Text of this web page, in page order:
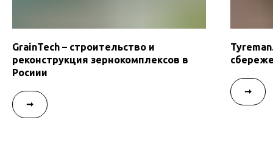
GrainTech – строительство и
реконструкция зернокомплексов в
Росиии
➞
➞